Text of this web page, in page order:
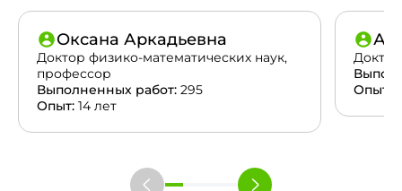
Оксана Аркадьевна
Доктор физико-математических наук,
профессор
Выполненных работ: 295
Опыт: 14 лет
Опыт: